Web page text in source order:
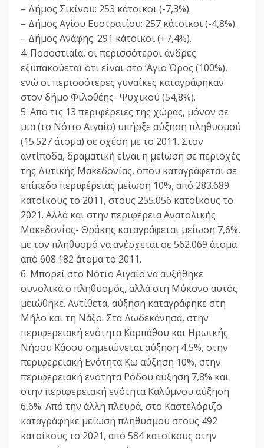
– Δήμος Σικίνου: 253 κάτοικοι (-7,3%).
– Δήμος Αγίου Ευστρατίου: 257 κάτοικοι (-4,8%).
– Δήμος Ανάφης: 291 κάτοικοι (+7,4%).
4. Ποσοστιαία, οι περισσότεροι άνδρες
εξυπακούεται ότι είναι στο ‘Αγιο Όρος (100%),
ενώ οι περισσότερες γυναίκες καταγράφηκαν
στον δήμο Φιλοθέης- Ψυχικού (54,8%).
5. Από τις 13 περιφέρειες της χώρας, μόνον σε
μια (το Νότιο Αιγαίο) υπήρξε αύξηση πληθυσμού
(15.527 άτομα) σε σχέση με το 2011. Στον
αντίποδα, δραματική είναι η μείωση σε περιοχές
της Δυτικής Μακεδονίας, όπου καταγράφεται σε
επίπεδο περιφέρειας μείωση 10%, από 283.689
κατοίκους το 2011, στους 255.056 κατοίκους το
2021. Αλλά και στην περιφέρεια Ανατολικής
Μακεδονίας- Θράκης καταγράφεται μείωση 7,6%,
με τον πληθυσμό να ανέρχεται σε 562.069 άτομα
από 608.182 άτομα το 2011.
6. Μπορεί στο Νότιο Αιγαίο να αυξήθηκε
συνολικά ο πληθυσμός, αλλά στη Μύκονο αυτός
μειώθηκε. Αντίθετα, αύξηση καταγράφηκε στη
Μήλο και τη Νάξο. Στα Δωδεκάνησα, στην
περιφερειακή ενότητα Καρπάθου και Ηρωικής
Νήσου Κάσου σημειώνεται αύξηση 4,5%, στην
περιφερειακή Ενότητα Κω αύξηση 10%, στην
περιφερειακή ενότητα Ρόδου αύξηση 7,8% και
στην περιφερειακή ενότητα Καλύμνου αύξηση
6,6%. Από την άλλη πλευρά, στο Καστελόριζο
καταγράφηκε μείωση πληθυσμού στους 492
κατοίκους το 2021, από 584 κατοίκους στην